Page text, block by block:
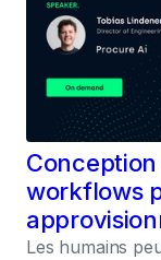
workflows
Les humains